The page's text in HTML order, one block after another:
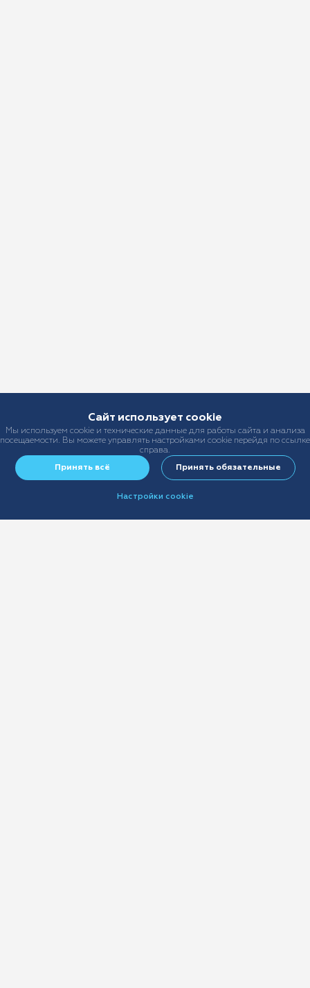
Сайт использует cookie
Мы используем cookie и технические данные для работы сайта и анализа
посещаемости. Вы можете управлять настройками cookie перейдя по ссылке
справа.
Принять всё Принять обязательные
Настройки cookie